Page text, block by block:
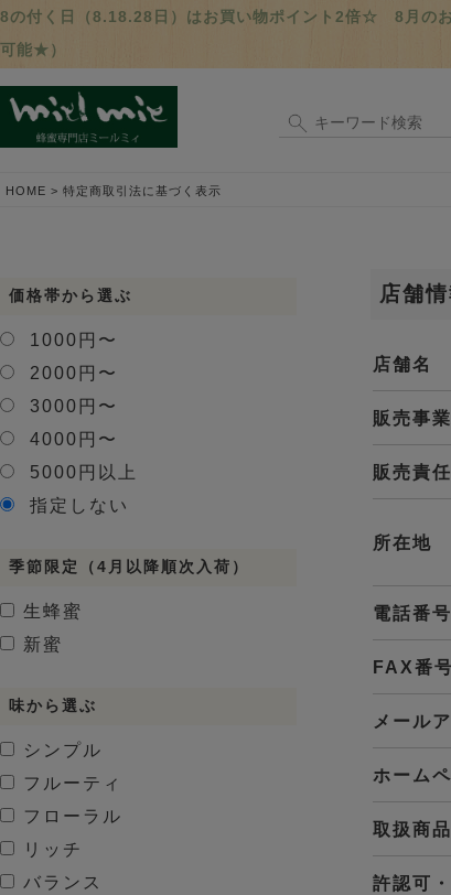
8の付く日（8.18.28日）はお買い物ポイント2倍☆ 8月のお
可能★）
HOME 特定商取引法に基づく表示
店舗情
店舗名
販売事
販売責
所在地
電話番号
FAX番号
メール
ホーム
取扱商品
許認可
価格帯から選ぶ
1000円〜
2000円〜
3000円〜
4000円〜
5000円以上
指定しない
季節限定（4月以降順次入荷）
生蜂蜜
新蜜
味から選ぶ
シンプル
フルーティ
フローラル
リッチ
バランス